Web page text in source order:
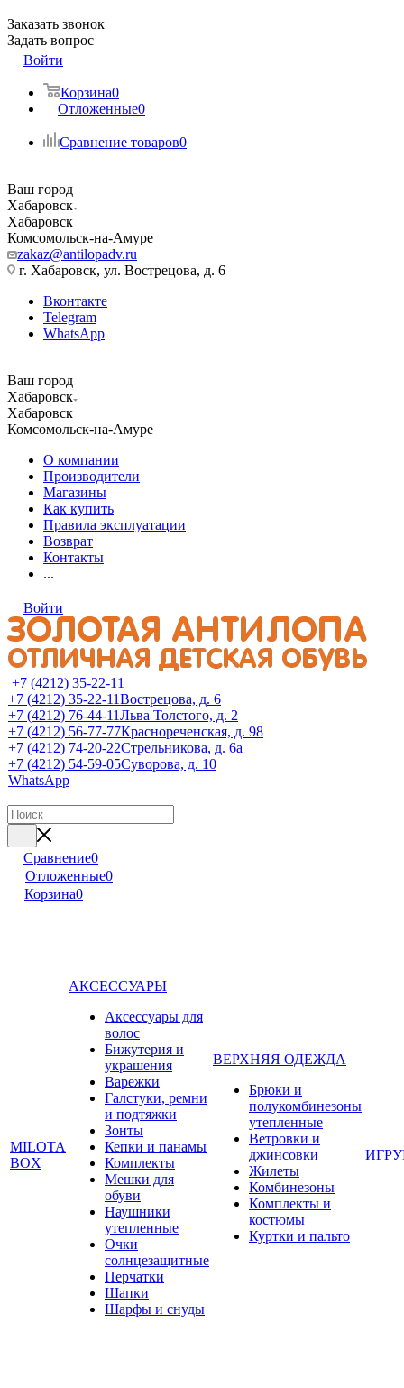
Заказать звонок
Задать вопрос
Войти
Корзина0
Отложенные0
Сравнение товаров0
Ваш город
Хабаровск
Хабаровск
Комсомольск-на-Амуре
zakaz@antilopadv.ru
г. Хабаровск, ул. Вострецова, д. 6
Вконтакте
Telegram
WhatsApp
Ваш город
Хабаровск
Хабаровск
Комсомольск-на-Амуре
О компании
Производители
Магазины
Как купить
Правила эксплуатации
Возврат
Контакты
...
Войти
+7 (4212) 35-22-11
+7 (4212) 35-22-11Вострецова, д. 6
+7 (4212) 76-44-11Льва Толстого, д. 2
+7 (4212) 56-77-77Краснореченская, д. 98
+7 (4212) 74-20-22Стрельникова, д. 6а
+7 (4212) 54-59-05Суворова, д. 10
WhatsApp
Сравнение0
Отложенные0
Корзина0
MILOTA
BOX
АКСЕССУАРЫ
Аксессуары для
волос
Бижутерия и
украшения
Варежки
Галстуки, ремни
и подтяжки
Зонты
Кепки и панамы
Комплекты
Мешки для
обуви
Наушники
утепленные
Очки
солнцезащитные
Перчатки
Шапки
Шарфы и снуды
ВЕРХНЯЯ ОДЕЖДА
Брюки и
полукомбинезоны
утепленные
Ветровки и
джинсовки
Жилеты
Комбинезоны
Комплекты и
костюмы
Куртки и пальто